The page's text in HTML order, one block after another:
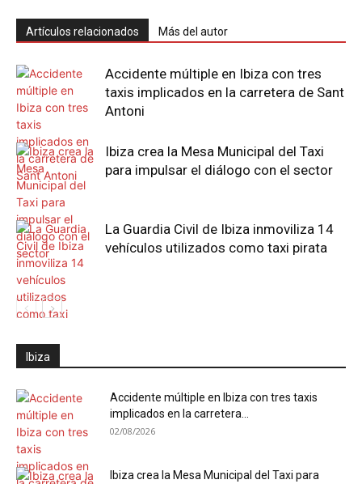
Artículos relacionados Más del autor
Accidente múltiple en Ibiza con tres
taxis implicados en la carretera de Sant
Antoni
Ibiza crea la Mesa Municipal del Taxi
para impulsar el diálogo con el sector
La Guardia Civil de Ibiza inmoviliza 14
vehículos utilizados como taxi pirata
Ibiza
Accidente múltiple en Ibiza con tres taxis
implicados en la carretera...
02/08/2026
Ibiza crea la Mesa Municipal del Taxi para